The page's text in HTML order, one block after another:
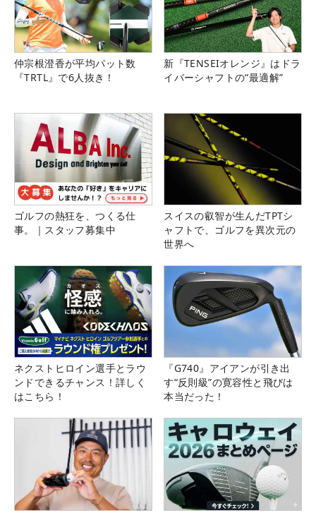
仲宗根澄香が平均パット数
『TRTL』で6人抜き！
新『TENSEIオレンジ』はドラ
イバーシャフトの“最適解”
ゴルフの熱狂を、つくる仕
事。｜スタッフ募集中
スイスの叡智が生んだTPTシ
ャフトで、ゴルフを異次元の
世界へ
ネクストヒロイン選手とラウ
ンドできるチャンス！詳しく
はこちら！
『G740』アイアンが引き出
す“反則級”の寛容性と飛びは
本当だった！